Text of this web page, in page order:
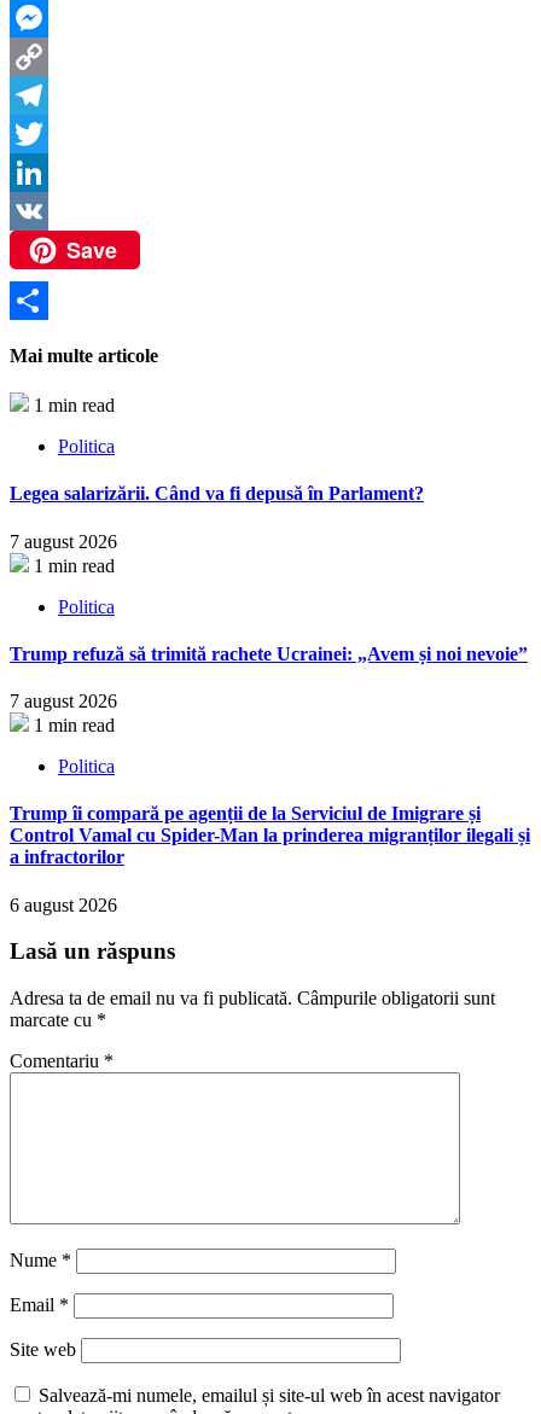
WhatsApp
Messenger
Copy
Link
Telegram
Twitter
LinkedIn
VK
Save
Mai multe articole
1 min read
Politica
Legea salarizării. Când va fi depusă în Parlament?
7 august 2026
1 min read
Politica
Trump refuză să trimită rachete Ucrainei: „Avem și noi nevoie”
7 august 2026
1 min read
Politica
Trump îi compară pe agenții de la Serviciul de Imigrare și
Control Vamal cu Spider-Man la prinderea migranților ilegali și
a infractorilor
6 august 2026
Lasă un răspuns
Adresa ta de email nu va fi publicată. Câmpurile obligatorii sunt
marcate cu *
Comentariu *
Nume *
Email *
Site web
Salvează-mi numele, emailul și site-ul web în acest navigator